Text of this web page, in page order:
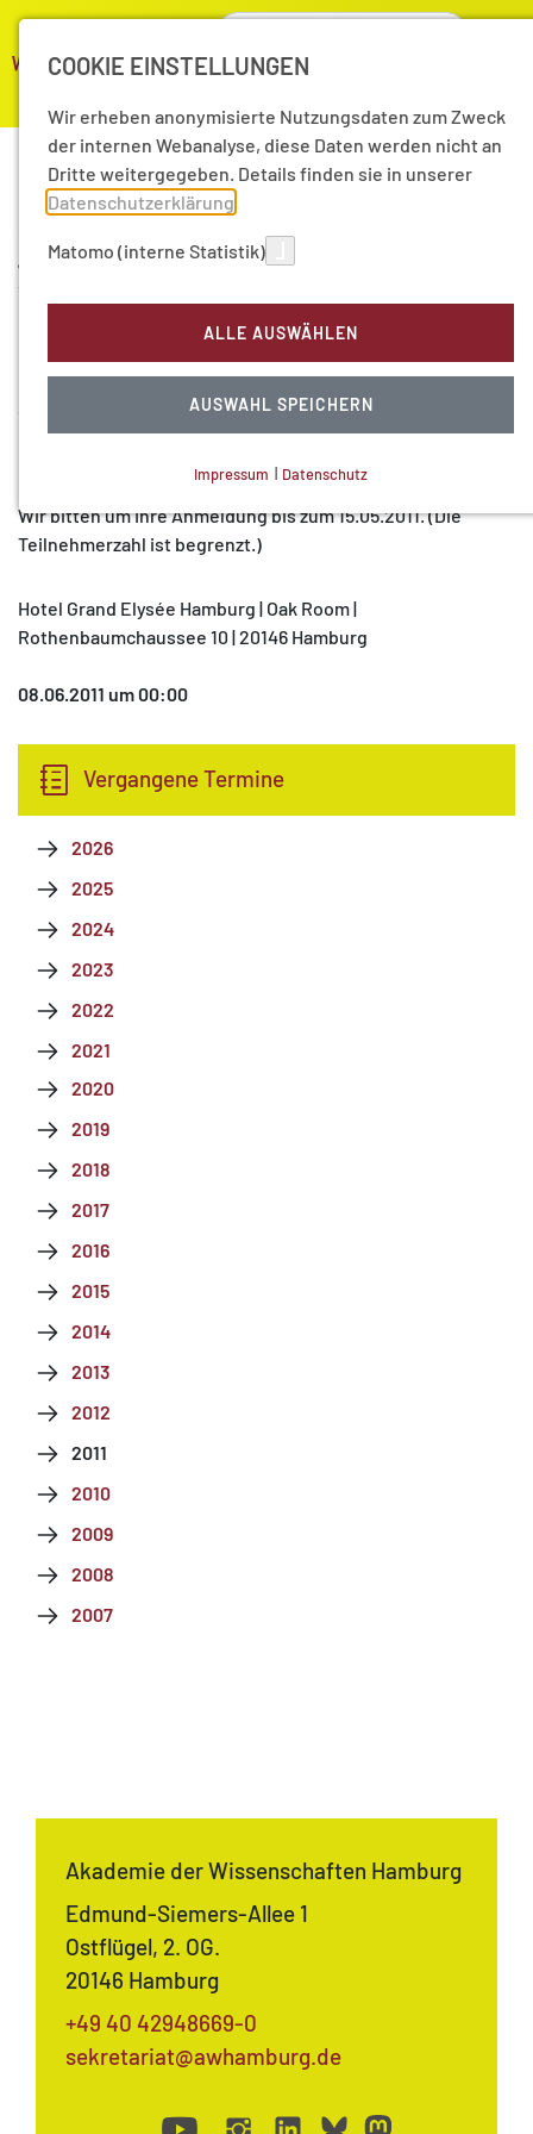
Jun
11
Strukturen der klinischen
Hamburger Akademie der Wissenschaften veranstaltet
diesen Workshop unter dem Vorsitz von Prof. Dr. Ansgar W.
Lohse und Prof. Dr. Werner Solbach. Detaillierte Programm-
Informationen finden Siehier.
Wir bitten um Ihre Anmeldung bis zum 15.05.2011. (Die
Teilnehmerzahl ist begrenzt.)
Hotel Grand Elysée Hamburg | Oak Room |
Rothenbaumchaussee 10 | 20146 Hamburg
08.06.2011 um 00:00
Vergangene Termine
2026
2025
2024
2023
2022
2021
2020
2019
2018
2017
2016
2015
2014
2013
2012
2011
2010
2009
2008
2007
Akademie der Wissenschaften Hamburg
Edmund-Siemers-Allee 1
Ostflügel, 2. OG.
20146 Hamburg
+49 40 42948669-0
sekretariat@awhamburg.de
COOKIE EINSTELLUNGEN
Wir erheben anonymisierte Nutzungsdaten zum Zweck
der internen Webanalyse, diese Daten werden nicht an
Dritte weitergegeben. Details finden sie in unserer
Datenschutzerklärung
Matomo (interne Statistik)
ALLE AUSWÄHLEN
AUSWAHL SPEICHERN
MATOMO (INTERNE STATISTIK)
Diese Informationen helfen uns zu verstehen, wie
unsere Besucher unsere Website nutzen.
Matomo
Impressum | Datenschutz